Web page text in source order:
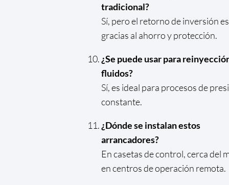
tradicional?
Sí, pero el retorno de inversión
gracias al ahorro y protección.
¿Se puede usar para
fluidos?
Sí, es ideal para procesos de
constante.
¿Dónde se instalan estos
arrancadores?
En casetas de control, cerca del
en centros de operación remota.